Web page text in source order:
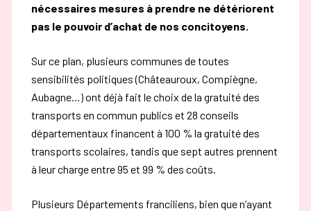
nécessaires mesures à prendre ne détériorent
pas le pouvoir d’achat de nos concitoyens.
Sur ce plan, plusieurs communes de toutes
sensibilités politiques (Châteauroux, Compiègne,
Aubagne…) ont déjà fait le choix de la gratuité des
transports en commun publics et 28 conseils
départementaux financent à 100 % la gratuité des
transports scolaires, tandis que sept autres prennent
à leur charge entre 95 et 99 % des coûts.
Plusieurs Départements franciliens, bien que n’ayant